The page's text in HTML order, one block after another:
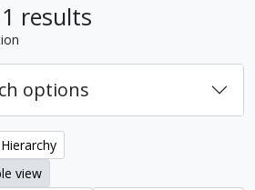
results
options
Hierarchy
view